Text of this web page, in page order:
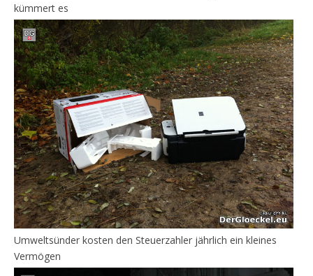
kümmert es
Umweltsünder kosten den Steuerzahler jährlich ein kleines
Vermögen